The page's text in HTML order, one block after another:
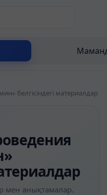
белгісіндегі материалдар
мен анықтамалар.